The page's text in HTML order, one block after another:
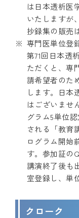
は日本透析医
いたしますが
抄録集の販売
専門医単位登
第71回日本透
ただくと、専
請希望者のた
します。日本
はございませ
グラム5単位
される「教育
ログラム開始
す。参加証の
講演終了後も
室登録し、単
クローク